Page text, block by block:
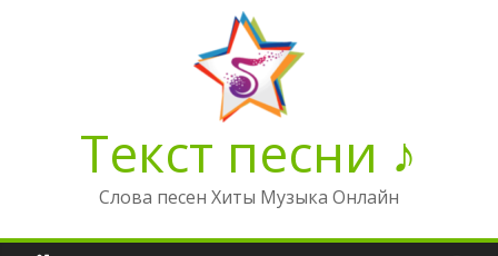
Текст песни ♪
Слова песен Хиты Музыка Онлайн